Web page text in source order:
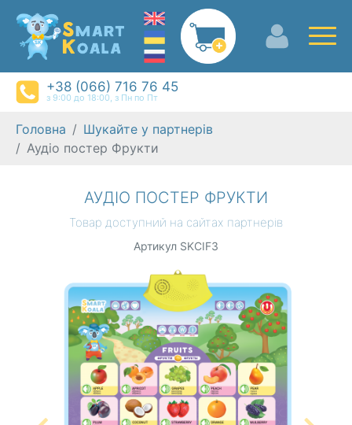
+38 (066) 716 76 45
з 9:00 до 18:00, з Пн по Пт
Головна
Шукайте у партнерів
Аудіо постер Фрукти
АУДІО ПОСТЕР ФРУКТИ
Товар доступний на сайтах партнерів
Артикул SKCIF3